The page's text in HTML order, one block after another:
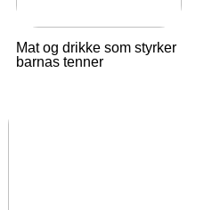
Mat og drikke som styrker
barnas tenner